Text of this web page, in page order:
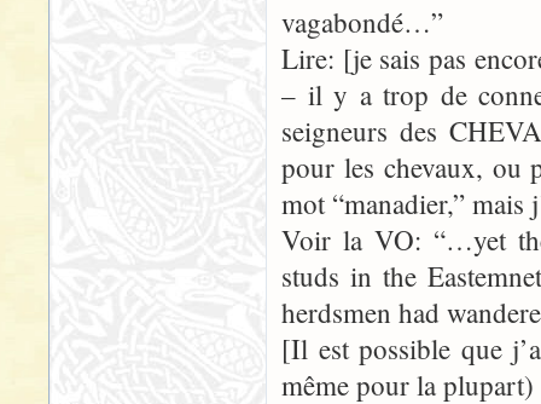
vagabondé…”
Lire: [je sais pas
– il y a trop de
seigneurs des
pour les chevaux, ou
mot “manadier,” mais
Voir la VO: “…yet
studs in the
herdsmen had
[Il est possible que
même pour la